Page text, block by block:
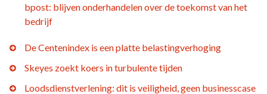
bpost: blijven onderhandelen over de toekomst van het
bedrijf
De Centenindex is een platte belastingverhoging
Skeyes zoekt koers in turbulente tijden
Loodsdienstverlening: dit is veiligheid, geen businesscase